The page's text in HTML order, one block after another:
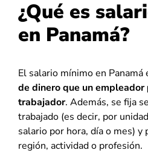
¿Qué es
en Panamá?
El salario mínimo en Panamá
de dinero que un empleador
trabajador. Además, se fija
trabajado (es decir, por
salario por hora, día o mes) y
región, actividad o profesión.